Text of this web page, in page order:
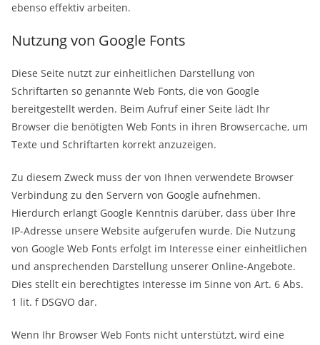
ebenso effektiv arbeiten.
Nutzung von Google Fonts
Diese Seite nutzt zur einheitlichen Darstellung von
Schriftarten so genannte Web Fonts, die von Google
bereitgestellt werden. Beim Aufruf einer Seite lädt Ihr
Browser die benötigten Web Fonts in ihren Browsercache, um
Texte und Schriftarten korrekt anzuzeigen.
Zu diesem Zweck muss der von Ihnen verwendete Browser
Verbindung zu den Servern von Google aufnehmen.
Hierdurch erlangt Google Kenntnis darüber, dass über Ihre
IP-Adresse unsere Website aufgerufen wurde. Die Nutzung
von Google Web Fonts erfolgt im Interesse einer einheitlichen
und ansprechenden Darstellung unserer Online-Angebote.
Dies stellt ein berechtigtes Interesse im Sinne von Art. 6 Abs.
1 lit. f DSGVO dar.
Wenn Ihr Browser Web Fonts nicht unterstützt, wird eine